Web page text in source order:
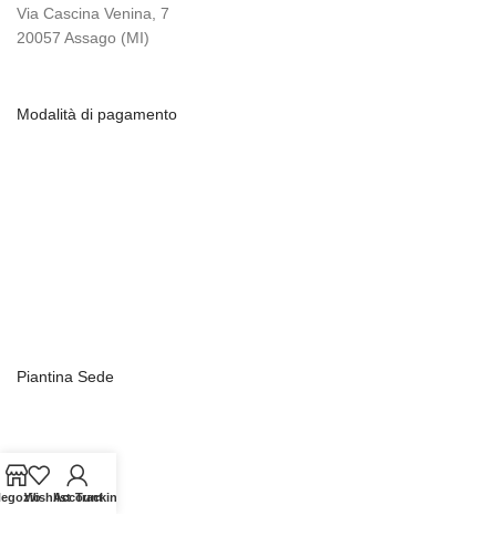
Via Cascina Venina, 7
20057 Assago (MI)
Modalità di pagamento
Piantina Sede
WishlistAccount
Tracking